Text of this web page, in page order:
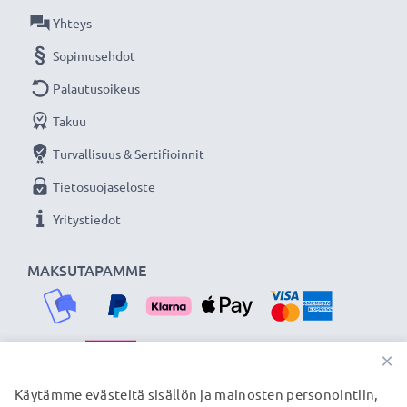
★ 3 vuoden takuu ★
Olemme vuonna 2004 perustettu kansainvälinen
verkkokauppa, joka tarjoaa laadukkaita tuotteita, ja
siksi tarjoamme 36 kuukauden takuun!
MAKSUTAPAMME
Yhteys
Sopimusehdot
Palautusoikeus
Takuu
Turvallisuus & Sertifioinnit
Tietosuojaseloste
Yritystiedot
TOIMITUSKUMPPANIMME
×
Käytämme evästeitä sisällön ja mainosten personointiin,